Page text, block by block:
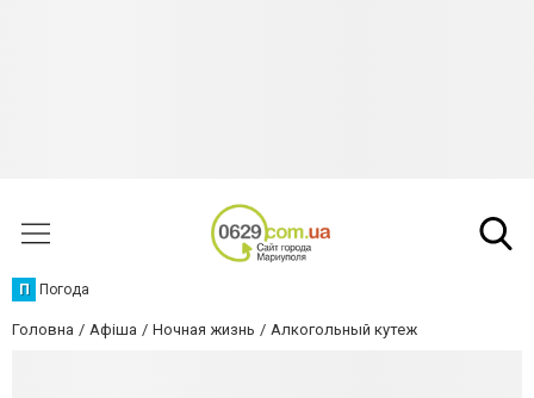
П Погода
Головна Афіша Ночная жизнь Алкогольный кутеж